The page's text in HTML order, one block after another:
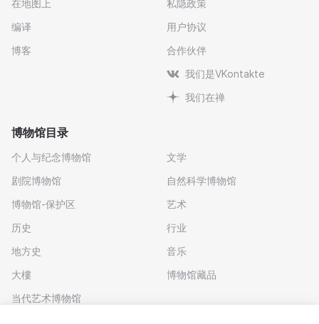
在地图上
编译
博客
私隐政策
用户协议
合作伙伴
我们是VKontakte
我们在禅
博物馆目录
个人与纪念博物馆
剧院博物馆
博物馆-保护区
历史
地方史
大樓
当代艺术博物馆
文学
自然科学博物馆
艺术
行业
音乐
博物馆藏品